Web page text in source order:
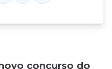
concurso do